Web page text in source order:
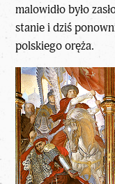
malowidło było
stanie i dziś
polskiego oręża.